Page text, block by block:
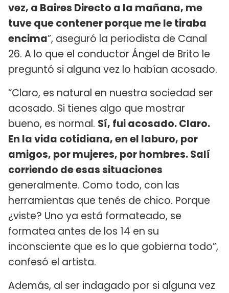
vez, a Baires Directo a la mañana, me
tuve que contener porque me le tiraba
encima”, aseguró la periodista de Canal
26. A lo que el conductor Ángel de Brito le
preguntó si alguna vez lo habían acosado.
“Claro, es natural en nuestra sociedad ser
acosado. Si tienes algo que mostrar
bueno, es normal. Sí, fui acosado. Claro.
En la vida cotidiana, en el laburo, por
amigos, por mujeres, por hombres. Salí
corriendo de esas situaciones
generalmente. Como todo, con las
herramientas que tenés de chico. Porque
¿viste? Uno ya está formateado, se
formatea antes de los 14 en su
inconsciente que es lo que gobierna todo”,
confesó el artista.
Además, al ser indagado por si alguna vez